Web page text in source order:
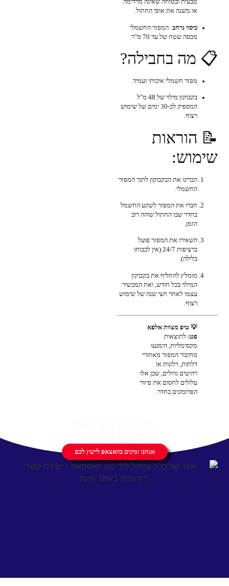
טבעית ובטוחה שאינה מרדימה
או משנה את אופי החתול.
כיסוי נרחב: המפזר החשמלי
מכסה שטח של עד 70 מ"ר.
📋 מה בחבילה?
מפזר חשמלי איכותי ועמיד.
בקבוקון מילוי של 48 מ"ל
המספיק לכ-30 ימים של שימוש
רצוף.
📝 הוראות
שימוש:
הבריגו את הבקבוקון לתוך המפזר
החשמלי.
חברו את המפזר לשקע החשמל
בחדר שבו החתול שוהה רוב
הזמן.
השאירו את המפזר פועל
ברציפות 24/7 (אין לכבותו
בלילה).
מומלץ להחליף את בקבוקון
המילוי בכל חודש, ואת המכשיר
עצמו לאחר חצי שנה של שימוש
רצוף.
💡 טיפ מצוות אלפא
פט: לתוצאות
מקסימליות, הימנעו
מחיבור המפזר מאחורי
דלתות, וילונות או
רהיטים גדולים, שכן אלו
עלולים לחסום את פיזור
הפרומונים בחדר.
אנחנו זמינים בוואצאפ לייעץ לכם